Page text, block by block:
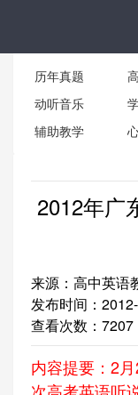
历年真题
动听音乐
辅助教学
2012年广
来源：高中英语
发布时间：
查看次数： 7207
内容提要：2